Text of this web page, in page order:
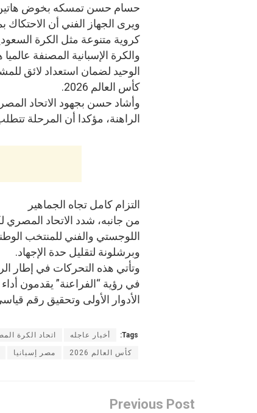
حسام حسن تمسكه بخوض هاتين
ويرى الجهاز الفني أن الاحتكاك
كروية متنوعة مثل الكرة
والكرة الإسبانية المصنفة
الوحيد لضمان استعداد لائق
كأس العالم 2026.
وأشاد حسن بجهود الاتحاد
الراهنة، مؤكدا أن المرحلة
التزام كامل تجاه الجماهير
من جانبه، شدد الاتحاد المصري
اللوجستي والفني للمنتخب
وبرشلونة لتقليل حدة الإجهاد.
وتأتي هذه التحركات في إطار
في رؤية “الفراعنة” يقدمون
الأدوار الأولى وتحقيق رقم
Tags: أخبار عاجله اتحاد الكرة
كأس العالم 2026 مصر إسبانيا
Previous Post